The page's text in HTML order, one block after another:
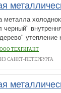
металла
черный"
ООО ТЕХГИГАНТ
САНКТ-ПЕТЕРБУРГА